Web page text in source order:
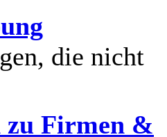
die nicht
zu Firmen &